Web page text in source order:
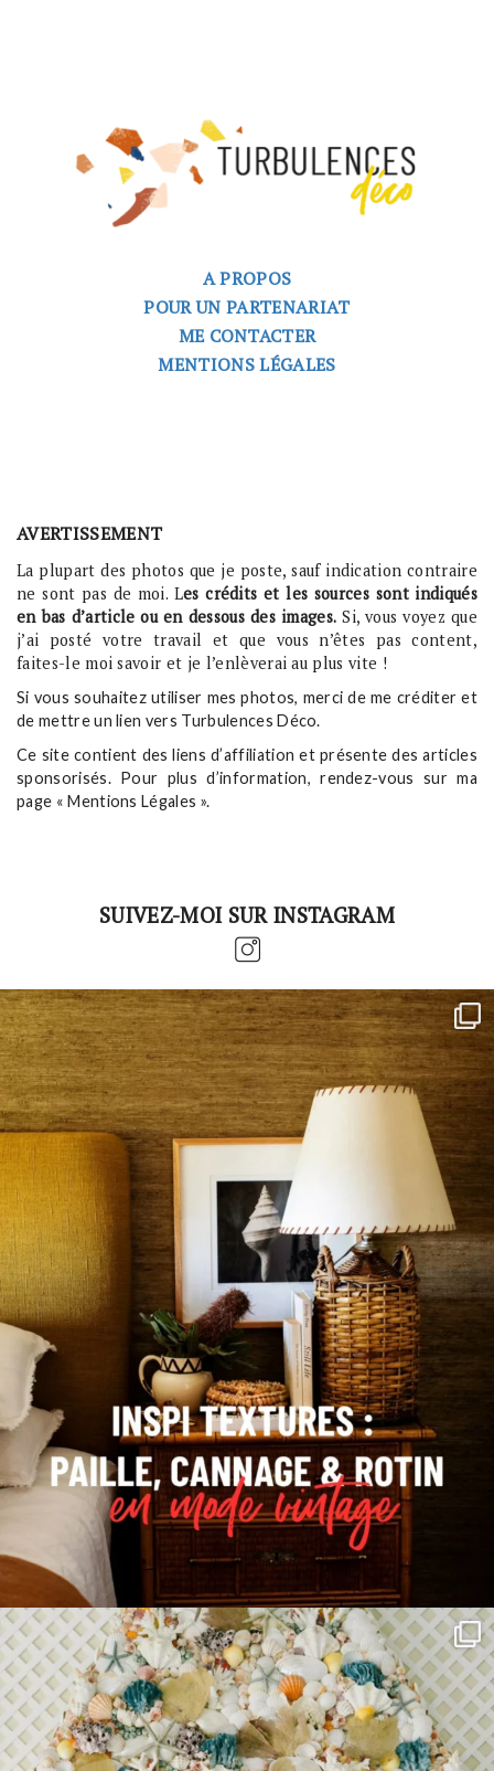
A PROPOS
POUR UN PARTENARIAT
ME CONTACTER
MENTIONS LÉGALES
AVERTISSEMENT
La plupart des photos que je poste, sauf indication contraire
ne sont pas de moi. Les crédits et les sources sont indiqués
en bas d’article ou en dessous des images. Si, vous voyez que
j’ai posté votre travail et que vous n’êtes pas content,
faites-le moi savoir et je l’enlèverai au plus vite !
Si vous souhaitez utiliser mes photos, merci de me créditer et
de mettre un lien vers Turbulences Déco.
Ce site contient des liens d’affiliation et présente des articles
sponsorisés. Pour plus d’information, rendez-vous sur ma
page « Mentions Légales ».
SUIVEZ-MOI SUR INSTAGRAM